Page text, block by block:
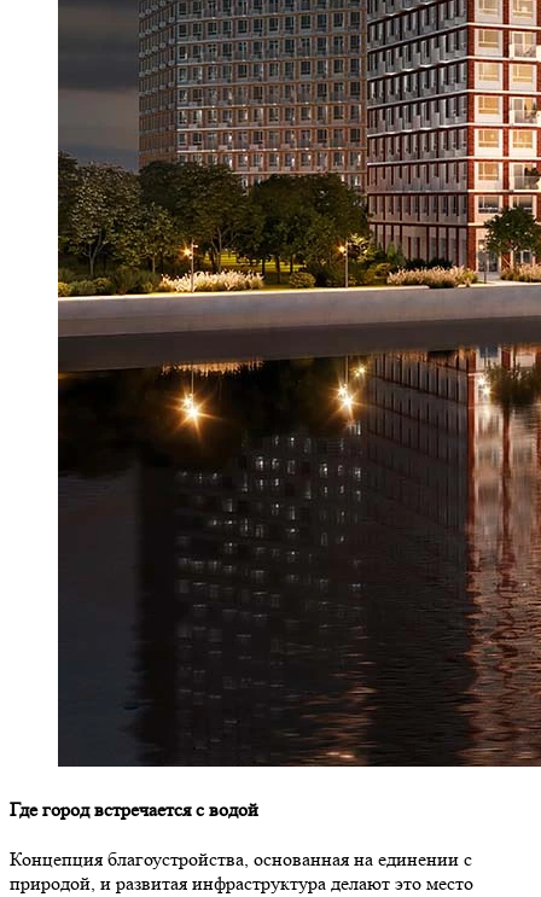
Где город встречается с водой
Концепция благоустройства, основанная на единении с
природой, и развитая инфраструктура делают это место